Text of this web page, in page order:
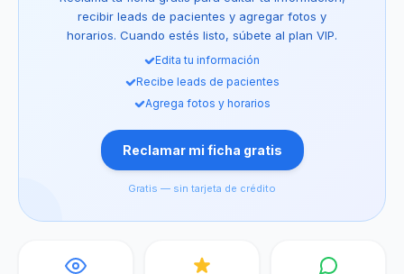
recibir leads de pacientes y agregar fotos y
horarios. Cuando estés listo, súbete al plan VIP.
Edita tu información
Recibe leads de pacientes
Agrega fotos y horarios
Reclamar mi ficha gratis
Gratis — sin tarjeta de crédito